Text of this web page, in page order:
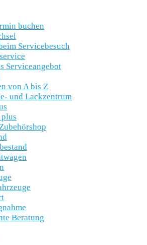
buchen
Servicebesuch
Serviceangebot
von A bis Z
und Lackzentrum
Beratung